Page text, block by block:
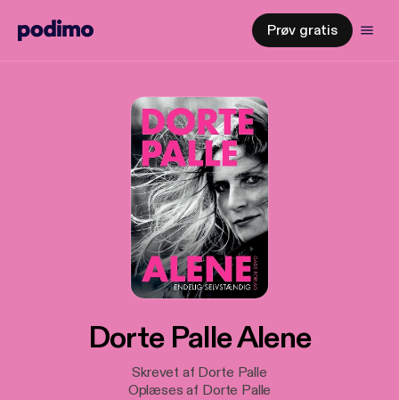
Prøv gratis
Dorte Palle Alene
Skrevet af Dorte Palle
Oplæses af Dorte Palle